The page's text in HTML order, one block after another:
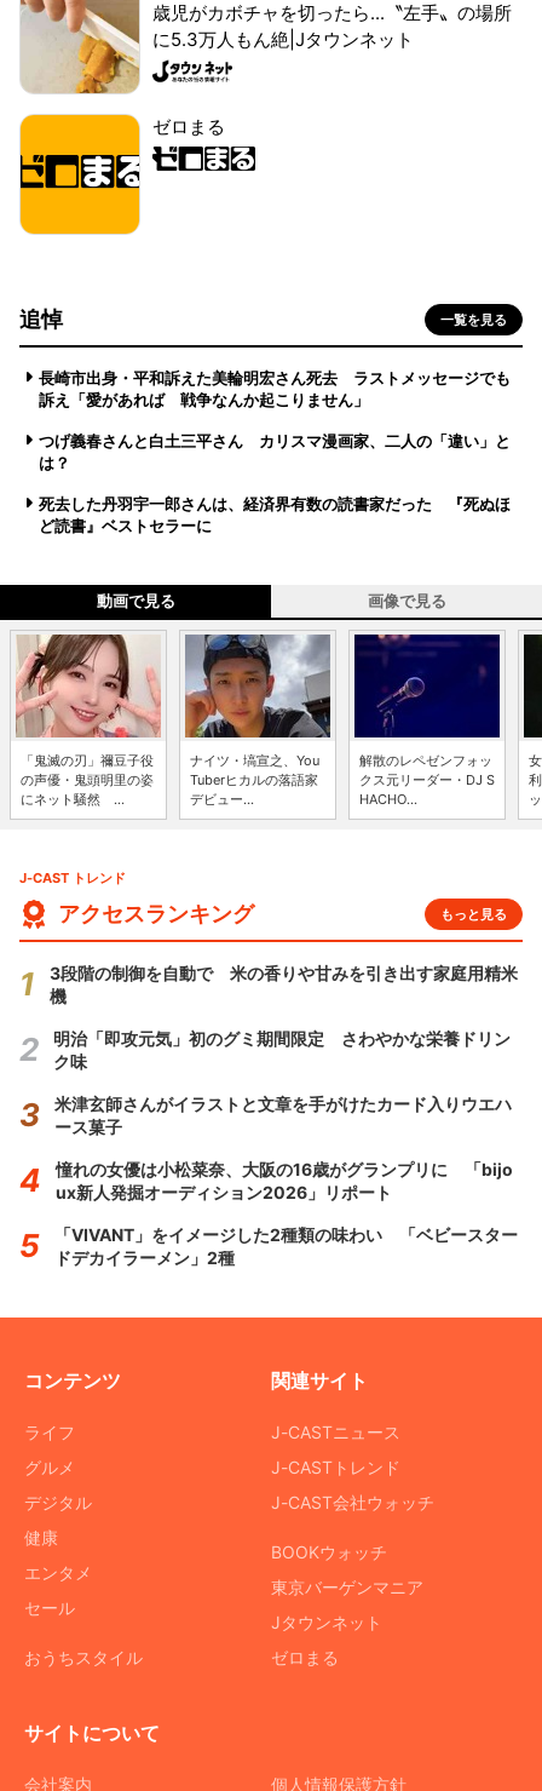
歳児がカボチャを切ったら...〝左手〟の場所
に5.3万人もん絶|Jタウンネット
ゼロまる
追悼 一覧を見る
長崎市出身・平和訴えた美輪明宏さん死去 ラストメッセージでも
訴え「愛があれば 戦争なんか起こりません」
つげ義春さんと白土三平さん カリスマ漫画家、二人の「違い」と
は？
死去した丹羽宇一郎さんは、経済界有数の読書家だった 『死ぬほ
ど読書』ベストセラーに
動画で見る 画像で見る
「鬼滅の刃」禰豆子役
の声優・鬼頭明里の姿
にネット騒然 ...
ナイツ・塙宣之、You
Tuberヒカルの落語家
デビュー...
解散のレペゼンフォッ
クス元リーダー・DJ S
HACHO...
J-CAST トレンド
アクセスランキング もっと見る
3段階の制御を自動で 米の香りや甘みを引き出す家庭用精米
機
明治「即攻元気」初のグミ期間限定 さわやかな栄養ドリン
ク味
米津玄師さんがイラストと文章を手がけたカード入りウエハ
ース菓子
憧れの女優は小松菜奈、大阪の16歳がグランプリに 「bijo
ux新人発掘オーディション2026」リポート
「VIVANT」をイメージした2種類の味わい 「ベビースター
ドデカイラーメン」2種
コンテンツ
ライフ
グルメ
デジタル
健康
エンタメ
セール
おうちスタイル
関連サイト
J-CASTニュース
J-CASTトレンド
J-CAST会社ウォッチ
BOOKウォッチ
東京バーゲンマニア
Jタウンネット
ゼロまる
サイトについて
会社案内 個人情報保護方針